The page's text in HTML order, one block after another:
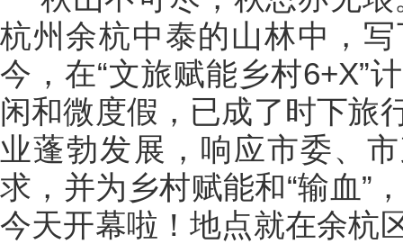
杭州余杭中泰的山林中，
今，在“文旅赋能乡村6+X”
闲和微度假，已成了时下旅
业蓬勃发展，响应市委、
求，并为乡村赋能和“输血”
今天开幕啦！地点就在余杭